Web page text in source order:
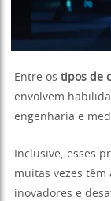
Entre os tipos de
envolvem
engenharia e
Inclusive, esses
muitas vezes
inovadores e